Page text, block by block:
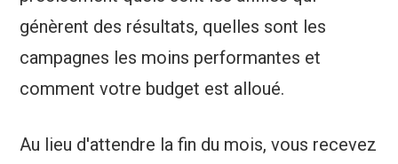
génèrent des résultats, quelles sont les
campagnes les moins performantes et
comment votre budget est alloué.
Au lieu d'attendre la fin du mois, vous recevez